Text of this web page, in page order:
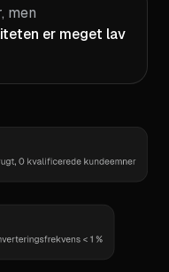
men
er meget lav